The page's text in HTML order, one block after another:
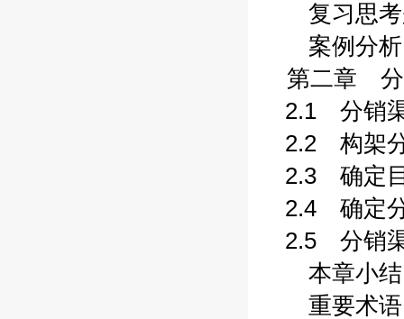
复习思考
案例分析
第二章 分
2.1 分销渠
2.2 构架分
2.3 确定
2.4 确定分
2.5 分销渠
本章小结
重要术语